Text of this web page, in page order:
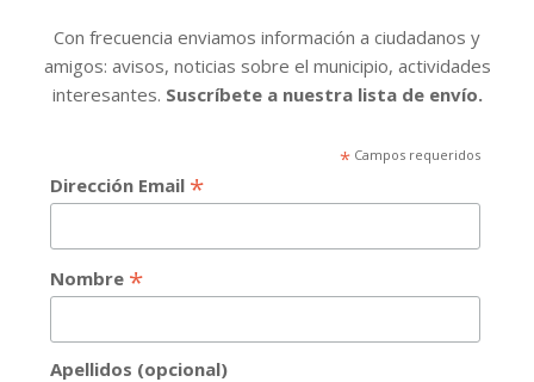
Con frecuencia enviamos información a ciudadanos y
amigos: avisos, noticias sobre el municipio, actividades
interesantes. Suscríbete a nuestra lista de envío.
*Campos requeridos
Dirección Email *
Nombre *
Apellidos (opcional)